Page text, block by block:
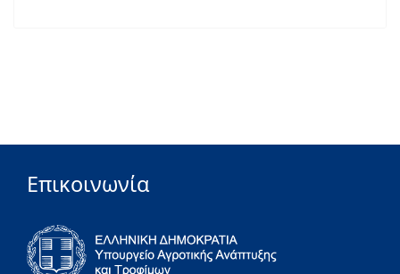
Επικοινωνία